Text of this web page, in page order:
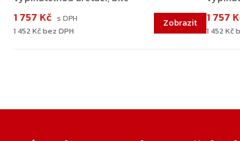
1 452 Kč bez DPH
1 757 Kč
1 452 Kč
1 757